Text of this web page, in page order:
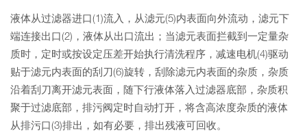
液体从过滤器进口(1)流入，从滤元(5)内表面向外流动，滤元下
端连接出口(2)，液体从出口流出；当滤元表面拦截到一定量杂
质时，定时或按设定压差开始执行清洗程序，减速电机(4)驱动
贴于滤元内表面的刮刀(6)旋转，刮除滤元内表面的杂质，杂质
沿着刮刀离开滤元表面，随下行液体落入过滤器底部，杂质积
聚于过滤底部，排污阀定时自动打开，将含高浓度杂质的液体
从排污口(3)排出，如有必要，排出残液可回收。